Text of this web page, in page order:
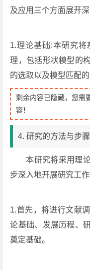
及应用三个方面展开深
1.理论基础:本研究将
理，包括形状模型的
的选取以及模型匹配的
剩余内容已隐藏，您需
容！
4. 研究的方法与步骤
本研究将采用理
步深入地开展研究工作
1.首先，将进行文献
论基础、发展历程、
奠定基础。